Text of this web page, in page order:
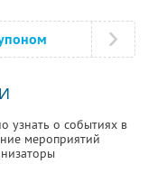
узнать о событиях в
мероприятий